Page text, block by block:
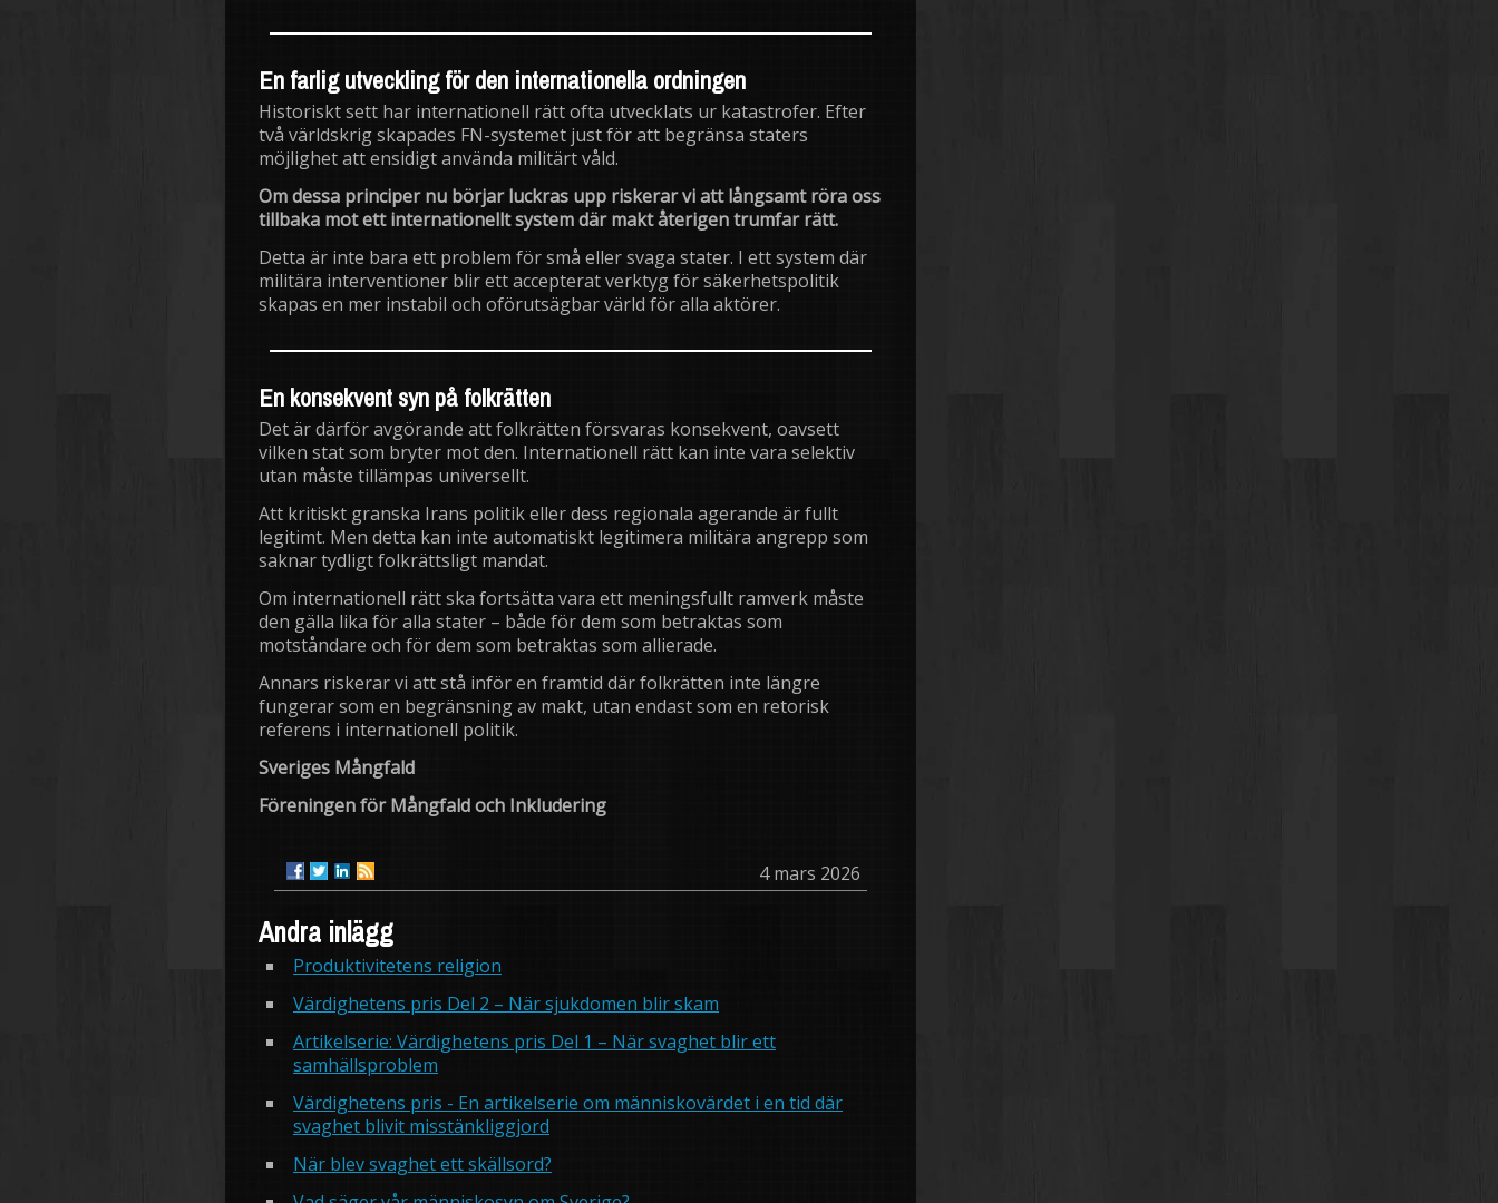
En farlig utveckling för den internationella ordningen
Historiskt sett har internationell rätt ofta utvecklats ur katastrofer. Efter
två världskrig skapades FN-systemet just för att begränsa staters
möjlighet att ensidigt använda militärt våld.
Om dessa principer nu börjar luckras upp riskerar vi att långsamt röra oss
tillbaka mot ett internationellt system där makt återigen trumfar rätt.
Detta är inte bara ett problem för små eller svaga stater. I ett system där
militära interventioner blir ett accepterat verktyg för säkerhetspolitik
skapas en mer instabil och oförutsägbar värld för alla aktörer.
En konsekvent syn på folkrätten
Det är därför avgörande att folkrätten försvaras konsekvent, oavsett
vilken stat som bryter mot den. Internationell rätt kan inte vara selektiv
utan måste tillämpas universellt.
Att kritiskt granska Irans politik eller dess regionala agerande är fullt
legitimt. Men detta kan inte automatiskt legitimera militära angrepp som
saknar tydligt folkrättsligt mandat.
Om internationell rätt ska fortsätta vara ett meningsfullt ramverk måste
den gälla lika för alla stater – både för dem som betraktas som
motståndare och för dem som betraktas som allierade.
Annars riskerar vi att stå inför en framtid där folkrätten inte längre
fungerar som en begränsning av makt, utan endast som en retorisk
referens i internationell politik.
Sveriges Mångfald
Föreningen för Mångfald och Inkludering
4 mars 2026
Andra inlägg
Produktivitetens religion
Värdighetens pris Del 2 – När sjukdomen blir skam
Artikelserie: Värdighetens pris Del 1 – När svaghet blir ett
samhällsproblem
Värdighetens pris - En artikelserie om människovärdet i en tid där
svaghet blivit misstänkliggjord
När blev svaghet ett skällsord?